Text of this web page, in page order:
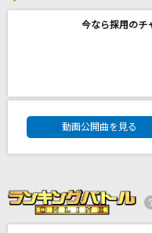
高嶺の花子さん
TOXIC BOY
あなた
[生音]さよならエレジ
今なら採用の
DAM★ともボ
動画公開曲を見る